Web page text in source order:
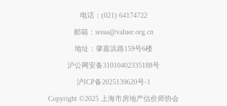
电话：(021) 64174722
邮箱：sreaa@valuer.org.cn
地址：肇嘉浜路159号6楼
沪公网安备31010402335188号
沪ICP备2025139620号-1
Copyright ©2025 上海市房地产估价师协会